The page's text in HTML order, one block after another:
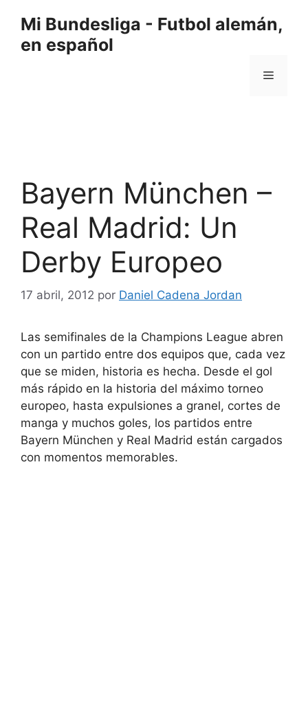
contenido
Mi Bundesliga - Futbol alemán,
en español
Menú
Bayern München –
Real Madrid: Un
Derby Europeo
17 abril, 2012 por Daniel Cadena Jordan
Las semifinales de la Champions League abren
con un partido entre dos equipos que, cada vez
que se miden, historia es hecha. Desde el gol
más rápido en la historia del máximo torneo
europeo, hasta expulsiones a granel, cortes de
manga y muchos goles, los partidos entre
Bayern München y Real Madrid están cargados
con momentos memorables.